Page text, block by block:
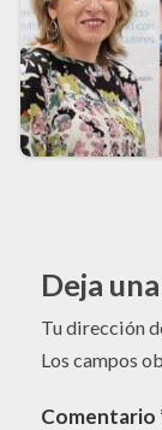
Deja
Tu dirección
Los campos
Comentario